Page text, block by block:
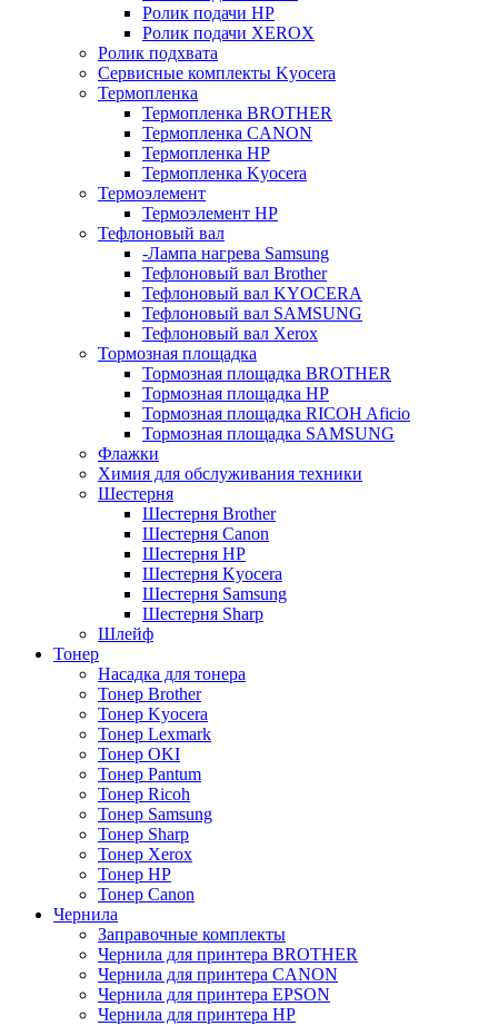
Ролик подачи HP
Ролик подачи XEROX
Ролик подхвата
Сервисные комплекты Kyocera
Термопленка
Термопленка BROTHER
Термопленка CANON
Термопленка HP
Термопленка Kyocera
Термоэлемент
Термоэлемент НР
Тефлоновый вал
-Лампа нагрева Samsung
Тефлоновый вал Brother
Тефлоновый вал KYOCERA
Тефлоновый вал SAMSUNG
Тефлоновый вал Xerox
Тормозная площадка
Тормозная площадка BROTHER
Тормозная площадка HP
Тормозная площадка RICOH Aficio
Тормозная площадка SAMSUNG
Флажки
Химия для обслуживания техники
Шестерня
Шестерня Brother
Шестерня Canon
Шестерня HP
Шестерня Kyocera
Шестерня Samsung
Шестерня Sharp
Шлейф
Тонер
Насадка для тонера
Тонер Brother
Тонер Kyocera
Тонер Lexmark
Тонер OKI
Тонер Pantum
Тонер Ricoh
Тонер Samsung
Тонер Sharp
Тонер Xerox
Тонер НР
Тонер Саnon
Чернила
Заправочные комплекты
Чернила для принтера BROTHER
Чернила для принтера CANON
Чернила для принтера EPSON
Чернила для принтера HP